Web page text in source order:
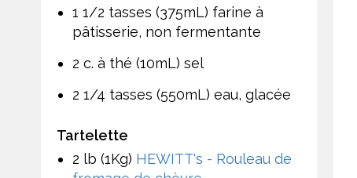
1 1/2 tasses (375mL) farine à
pâtisserie, non fermentante
2 c. à thé (10mL) sel
2 1/4 tasses (550mL) eau, glacée
Tartelette
2 lb (1Kg) HEWITT's - Rouleau de